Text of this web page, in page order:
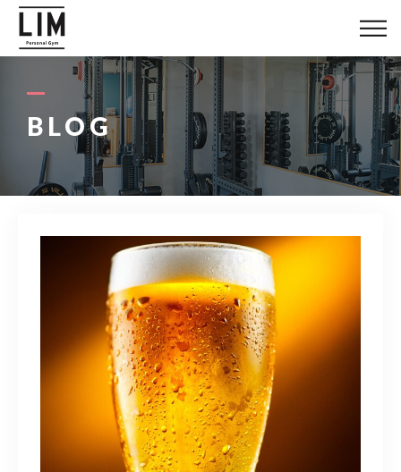
BLOG
LIMについて
料金システム
お客様の声
ブログ
アクセス
080-1447-8058
完全予約制（日曜除く）